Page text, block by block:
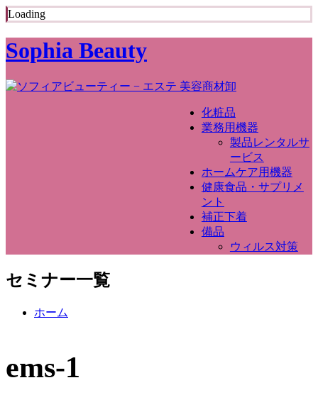
Loading
Sophia Beauty
化粧品
業務用機器
製品レンタルサ
ービス
ホームケア用機器
健康食品・サプリメ
ント
補正下着
備品
ウィルス対策
セミナー一覧
ホーム
ems-1